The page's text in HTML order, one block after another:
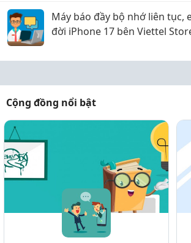
Máy báo đầy bộ nhớ liên tục,
đời iPhone 17 bên Viettel
Cộng đồng nổi bật